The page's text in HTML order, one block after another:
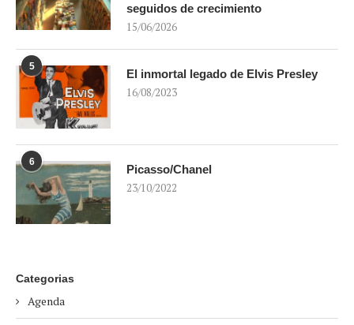
seguidos de crecimiento
15/06/2026
5
El inmortal legado de Elvis Presley
16/08/2023
6
Picasso/Chanel
23/10/2022
Categorias
Agenda